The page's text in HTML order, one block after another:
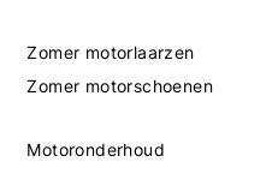
Zomer motorlaarzen
Zomer motorschoenen
Motoronderhoud